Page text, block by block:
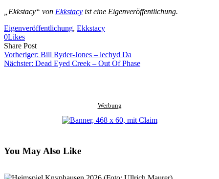
„Ekkstacy“ von Ekkstacy ist eine Eigenveröffentlichung.
Eigenveröffentlichung, Ekkstacy
0Likes
Share PostShare
on
Facebook
Copy
URL
to
Send
Link
via
Vorheriger: Bill Ryder-Jones – lechyd Da
Nächster: Dead Eyed Creek – Out Of Phase
Werbung
You May Also Like